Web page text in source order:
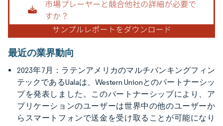
最近の業界動向
2023年7月：ラテンアメリカのマルチバンキングフィン
テックであるUalaは、Western Unionとのパートナーシッ
プを発表しました。このパートナーシップにより、ア
プリケーションのユーザーは世界中の他のユーザーか
らスマートフォンで送金を受け取ることが可能になり